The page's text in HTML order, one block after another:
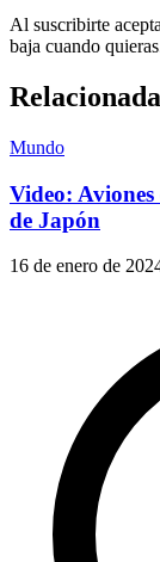
Al suscribirte
baja cuando
Mundo
Video:
de Japón
16 de enero de